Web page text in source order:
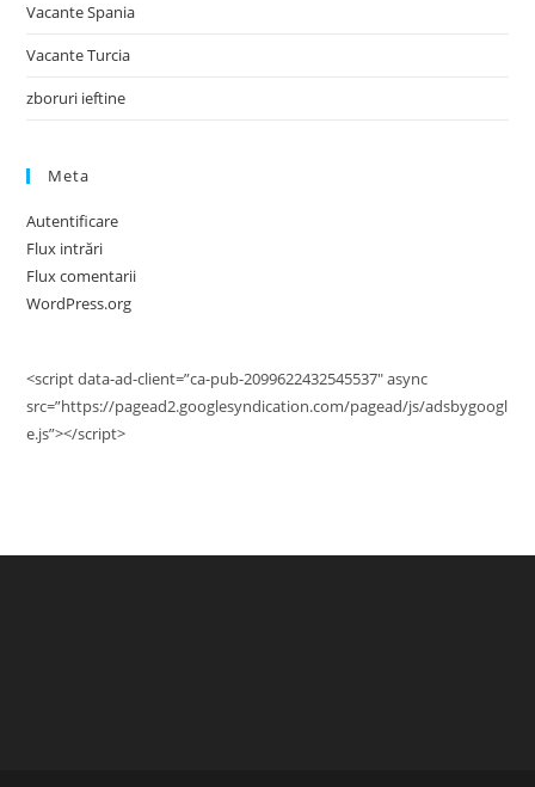
Vacante Spania
Vacante Turcia
zboruri ieftine
Meta
Autentificare
Flux intrări
Flux comentarii
WordPress.org
<script data-ad-client=”ca-pub-2099622432545537″ async
src=”https://pagead2.googlesyndication.com/pagead/js/adsbygoogl
e.js”></script>